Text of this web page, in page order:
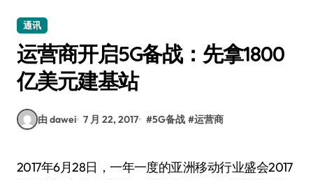
通讯
运营商开启5G备战：先拿1800
亿美元建基站
由 dawei 7 月 22, 2017 #5G备战 #运营商
2017年6月28日，一年一度的亚洲移动行业盛会2017